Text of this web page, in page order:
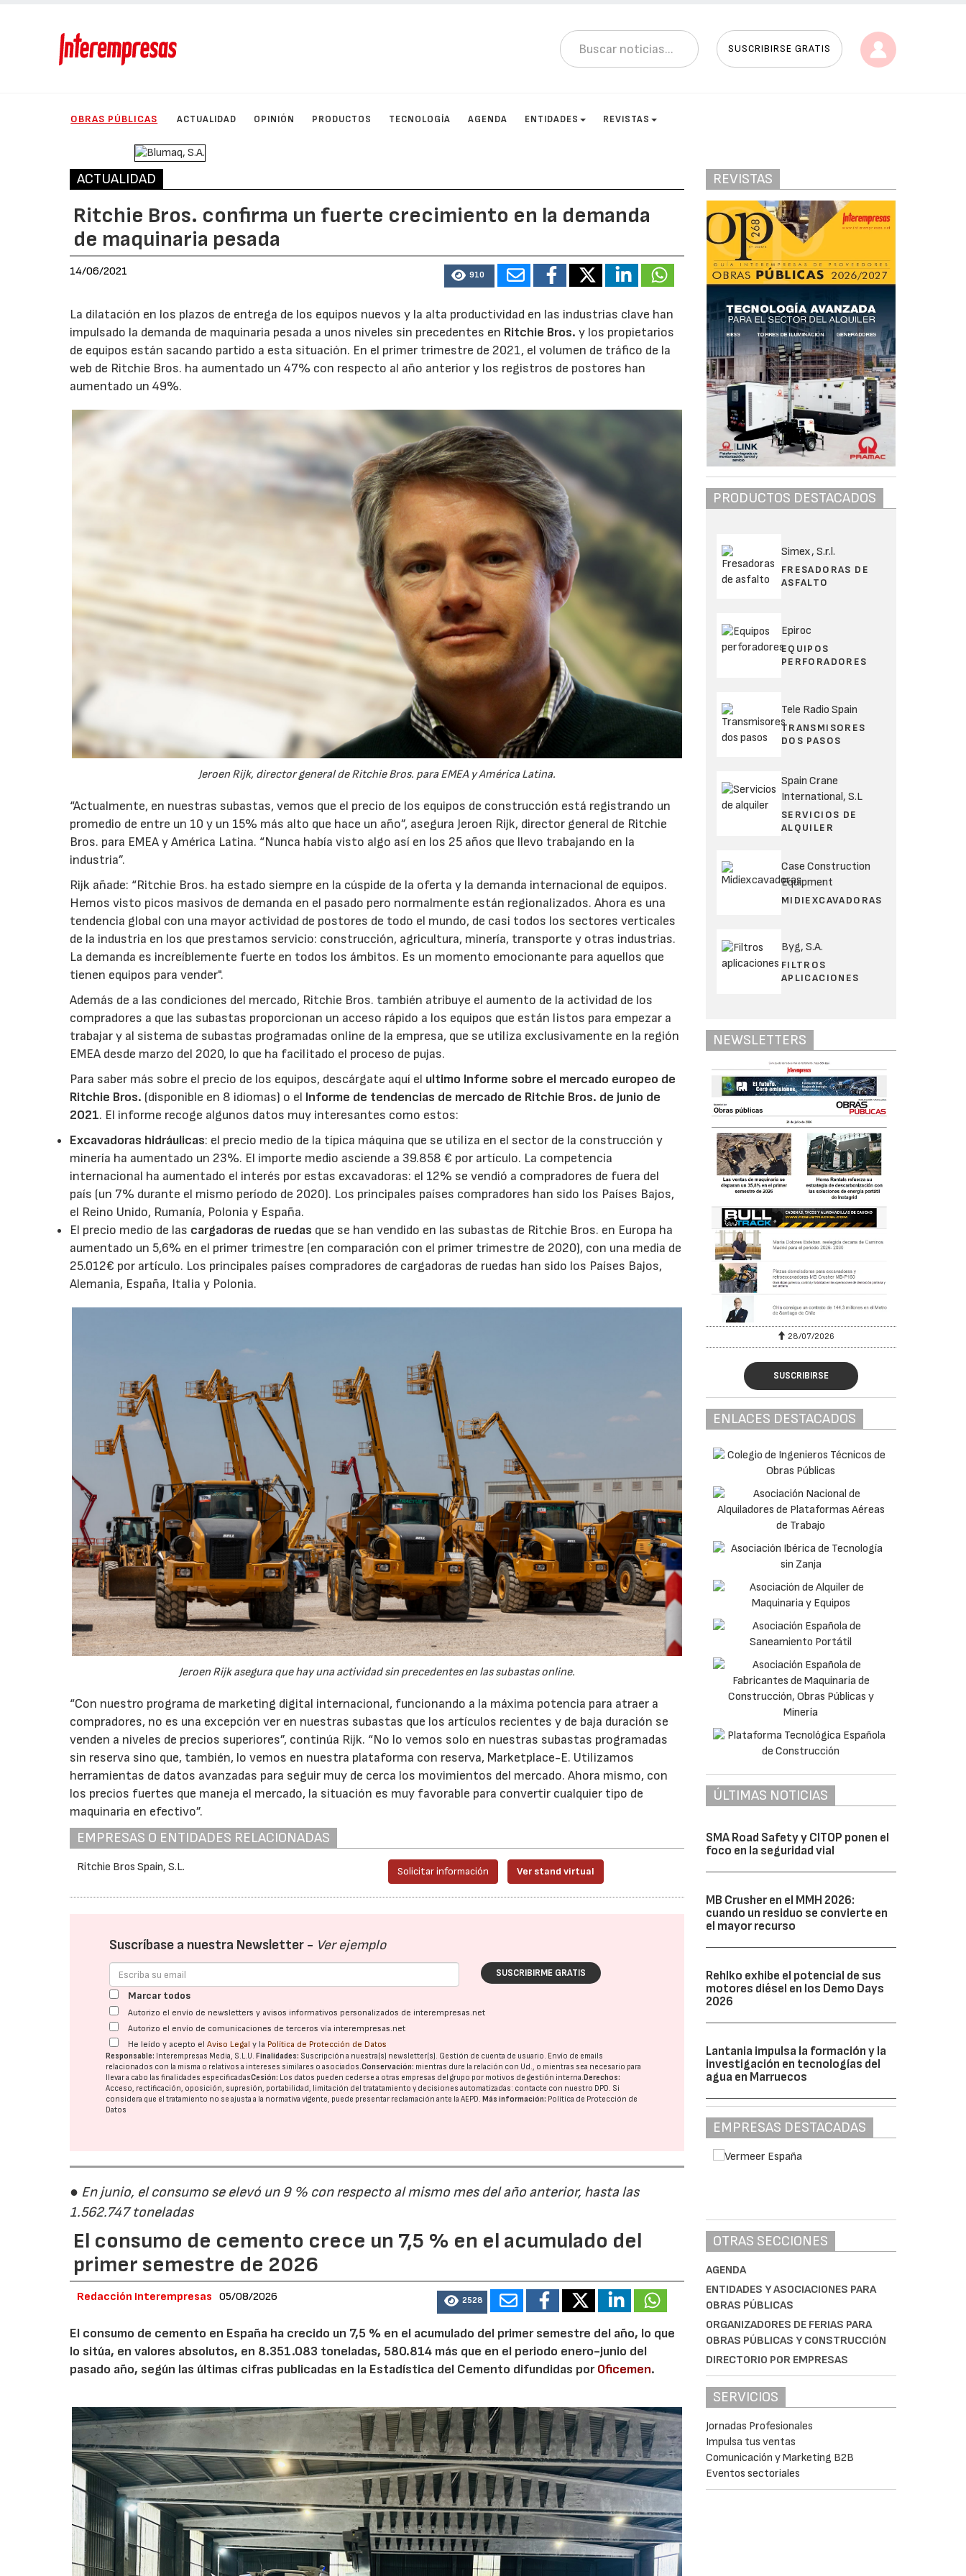
SUSCRIBIRSE GRATIS
OBRAS PÚBLICAS ACTUALIDAD OPINIÓN PRODUCTOS TECNOLOGÍA AGENDA ENTIDADES REVISTAS
ACTUALIDAD
Ritchie Bros. confirma un fuerte crecimiento en la demanda
de maquinaria pesada
14/06/2021 910
La dilatación en los plazos de entrega de los equipos nuevos y la alta productividad en las industrias clave han
impulsado la demanda de maquinaria pesada a unos niveles sin precedentes en Ritchie Bros. y los propietarios
de equipos están sacando partido a esta situación. En el primer trimestre de 2021, el volumen de tráfico de la
web de Ritchie Bros. ha aumentado un 47% con respecto al año anterior y los registros de postores han
aumentado un 49%.
Jeroen Rijk, director general de Ritchie Bros. para EMEA y América Latina.
“Actualmente, en nuestras subastas, vemos que el precio de los equipos de construcción está registrando un
promedio de entre un 10 y un 15% más alto que hace un año”, asegura Jeroen Rijk, director general de Ritchie
Bros. para EMEA y América Latina. “Nunca había visto algo así en los 25 años que llevo trabajando en la
industria”.
Rijk añade: “Ritchie Bros. ha estado siempre en la cúspide de la oferta y la demanda internacional de equipos.
Hemos visto picos masivos de demanda en el pasado pero normalmente están regionalizados. Ahora es una
tendencia global con una mayor actividad de postores de todo el mundo, de casi todos los sectores verticales
de la industria en los que prestamos servicio: construcción, agricultura, minería, transporte y otras industrias.
La demanda es increíblemente fuerte en todos los ámbitos. Es un momento emocionante para aquellos que
tienen equipos para vender".
Además de a las condiciones del mercado, Ritchie Bros. también atribuye el aumento de la actividad de los
compradores a que las subastas proporcionan un acceso rápido a los equipos que están listos para empezar a
trabajar y al sistema de subastas programadas online de la empresa, que se utiliza exclusivamente en la región
EMEA desde marzo del 2020, lo que ha facilitado el proceso de pujas.
Para saber más sobre el precio de los equipos, descárgate aquí el ultimo Informe sobre el mercado europeo de
Ritchie Bros. (disponible en 8 idiomas) o el Informe de tendencias de mercado de Ritchie Bros. de junio de
2021. El informe recoge algunos datos muy interesantes como estos:
Excavadoras hidráulicas: el precio medio de la típica máquina que se utiliza en el sector de la construcción y
minería ha aumentado un 23%. El importe medio asciende a 39.858 € por artículo. La competencia
internacional ha aumentado el interés por estas excavadoras: el 12% se vendió a compradores de fuera del
país (un 7% durante el mismo período de 2020). Los principales países compradores han sido los Países Bajos,
el Reino Unido, Rumanía, Polonia y España.
El precio medio de las cargadoras de ruedas que se han vendido en las subastas de Ritchie Bros. en Europa ha
aumentado un 5,6% en el primer trimestre (en comparación con el primer trimestre de 2020), con una media de
25.012€ por artículo. Los principales países compradores de cargadoras de ruedas han sido los Países Bajos,
Alemania, España, Italia y Polonia.
Jeroen Rijk asegura que hay una actividad sin precedentes en las subastas online.
“Con nuestro programa de marketing digital internacional, funcionando a la máxima potencia para atraer a
compradores, no es una excepción ver en nuestras subastas que los artículos recientes y de baja duración se
venden a niveles de precios superiores”, continúa Rijk. “No lo vemos solo en nuestras subastas programadas
sin reserva sino que, también, lo vemos en nuestra plataforma con reserva, Marketplace-E. Utilizamos
herramientas de datos avanzadas para seguir muy de cerca los movimientos del mercado. Ahora mismo, con
los precios fuertes que maneja el mercado, la situación es muy favorable para convertir cualquier tipo de
maquinaria en efectivo”.
EMPRESAS O ENTIDADES RELACIONADAS
Ritchie Bros Spain, S.L. Solicitar información Ver stand virtual
Suscríbase a nuestra Newsletter - Ver ejemplo
SUSCRIBIRME GRATIS
Marcar todos
Autorizo el envío de newsletters y avisos informativos personalizados de interempresas.net
Autorizo el envío de comunicaciones de terceros vía interempresas.net
He leído y acepto elAviso Legal y la Política de Protección de Datos
Responsable: Interempresas Media, S.L.U. Finalidades: Suscripción a nuestra(s) newsletter(s). Gestión de cuenta de usuario. Envío de emails
relacionados con la misma o relativos a intereses similares o asociados.Conservación: mientras dure la relación con Ud., o mientras sea necesario para
llevar a cabo las finalidades especificadasCesión: Los datos pueden cederse a otras empresas del grupo por motivos de gestión interna. Derechos:
Acceso, rectificación, oposición, supresión, portabilidad, limitación del tratatamiento y decisiones automatizadas: contacte con nuestro DPD. Si
considera que el tratamiento no se ajusta a la normativa vigente, puede presentar reclamación ante laAEPD. Más información: Política de Protección de
Datos
● En junio, el consumo se elevó un 9 % con respecto al mismo mes del año anterior, hasta las
1.562.747 toneladas
El consumo de cemento crece un 7,5 % en el acumulado del
primer semestre de 2026
Redacción Interempresas 05/08/2026 2528
El consumo de cemento en España ha crecido un 7,5 % en el acumulado del primer semestre del año, lo que
lo sitúa, en valores absolutos, en 8.351.083 toneladas, 580.814 más que en el periodo enero-junio del
pasado año, según las últimas cifras publicadas en la Estadística del Cemento difundidas porOficemen.
REVISTAS
PRODUCTOS DESTACADOS
Simex, S.r.l.
FRESADORAS DE
ASFALTO
Epiroc
EQUIPOS
PERFORADORES
Tele Radio Spain
TRANSMISORES
DOS PASOS
Spain Crane
International, S.L
SERVICIOS DE
ALQUILER
Case Construction
Equipment
MIDIEXCAVADORAS
Byg, S.A.
FILTROS
APLICACIONES
NEWSLETTERS
28/07/2026
SUSCRIBIRSE
ENLACES DESTACADOS
ÚLTIMAS NOTICIAS
SMA Road Safety y CITOP ponen el
foco en la seguridad vial
MB Crusher en el MMH 2026:
cuando un residuo se convierte en
el mayor recurso
Rehlko exhibe el potencial de sus
motores diésel en los Demo Days
2026
Lantania impulsa la formación y la
investigación en tecnologías del
agua en Marruecos
EMPRESAS DESTACADAS
OTRAS SECCIONES
AGENDA
ENTIDADES Y ASOCIACIONES PARA
OBRAS PÚBLICAS
ORGANIZADORES DE FERIAS PARA
OBRAS PÚBLICAS Y CONSTRUCCIÓN
DIRECTORIO POR EMPRESAS
SERVICIOS
Jornadas Profesionales
Impulsa tus ventas
Comunicación y Marketing B2B
Eventos sectoriales